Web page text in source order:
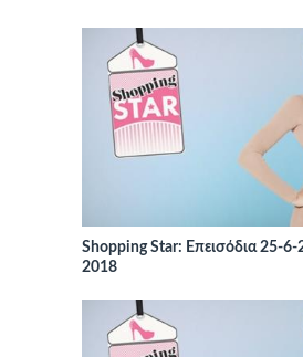
Shopping Star: Επεισόδια 25-
2018